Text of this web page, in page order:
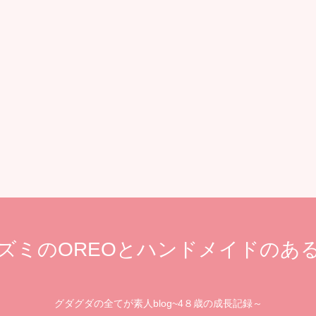
ミのOREOとハンドメイドのあ
グダグダの全てが素人blog~4８歳の成長記録～